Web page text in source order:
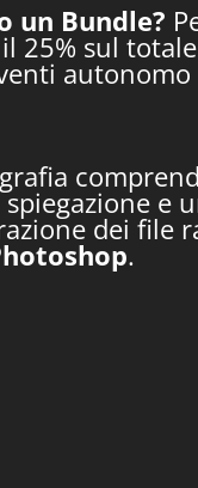
un Bundle?
25% sul
autonomo
e
dei file
.